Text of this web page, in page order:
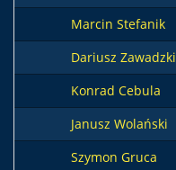
Marcin Stefanik
Dariusz Zawadzki
Konrad Cebula
Janusz Wolański
Szymon Gruca